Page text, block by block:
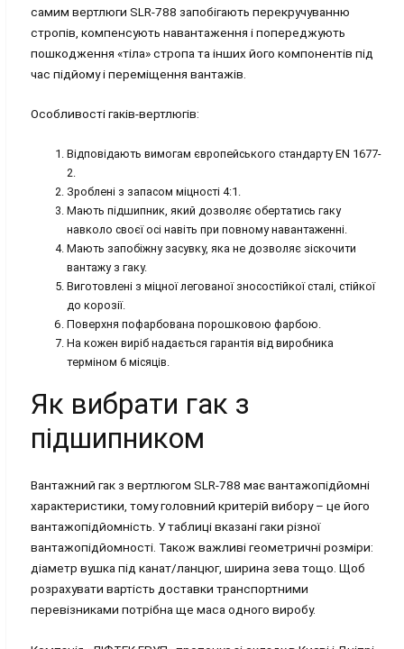
самим вертлюги SLR-788 запобігають перекручуванню
стропів, компенсують навантаження і попереджують
пошкодження «тіла» стропа та інших його компонентів під
час підйому і переміщення вантажів.
Особливості гаків-вертлюгів:
Відповідають вимогам європейського стандарту EN 1677-
2.
Зроблені з запасом міцності 4:1.
Мають підшипник, який дозволяє обертатись гаку
навколо своєї осі навіть при повному навантаженні.
Мають запобіжну засувку, яка не дозволяє зіскочити
вантажу з гаку.
Виготовлені з міцної легованої зносостійкої сталі, стійкої
до корозії.
Поверхня пофарбована порошковою фарбою.
На кожен виріб надається гарантія від виробника
терміном 6 місяців.
Як вибрати гак з
підшипником
Вантажний гак з вертлюгом SLR-788 має вантажопідйомні
характеристики, тому головний критерій вибору – це його
вантажопідйомність. У таблиці вказані гаки різної
вантажопідйомності. Також важливі геометричні розміри:
діаметр вушка під канат/ланцюг, ширина зева тощо. Щоб
розрахувати вартість доставки транспортними
перевізниками потрібна ще маса одного виробу.